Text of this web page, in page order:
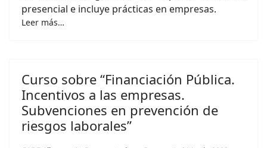
presencial e incluye prácticas en empresas.
Leer más…
Curso sobre “Financiación Pública.
Incentivos a las empresas.
Subvenciones en prevención de
riesgos laborales”